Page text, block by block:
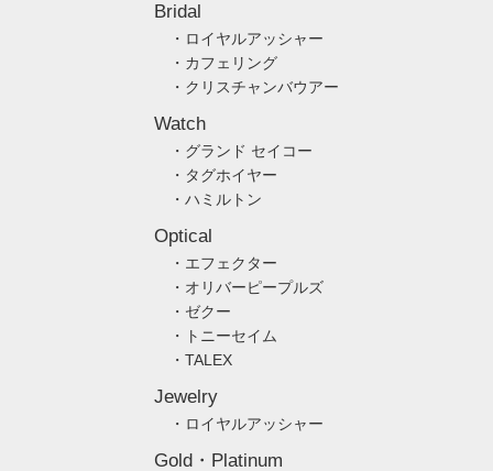
Bridal
・ロイヤルアッシャー
・カフェリング
・クリスチャンバウアー
Watch
・グランド セイコー
・タグホイヤー
・ハミルトン
Optical
・エフェクター
・オリバーピープルズ
・ゼクー
・トニーセイム
・TALEX
Jewelry
・ロイヤルアッシャー
Gold・Platinum